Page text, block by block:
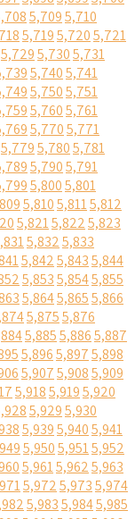
5,7095,710
5,7195,7205,721
5,7295,7305,731
5,7405,741
5,7505,751
5,7605,761
5,7705,771
5,7795,7805,781
5,7905,791
5,8005,801
5,8105,8115,812
5,8215,8225,823
5,8325,833
5,8425,8435,844
5,8535,8545,855
5,8645,8655,866
5,8755,876
5,8855,8865,887
5,8965,8975,898
5,9075,9085,909
5,9185,9195,920
5,9295,930
5,9395,9405,941
5,9505,9515,952
5,9615,9625,963
5,9725,9735,974
5,9835,9845,985